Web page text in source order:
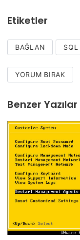
Etiketler
BAĞLAN SQL
YORUM BIRAK
Benzer Yazılar